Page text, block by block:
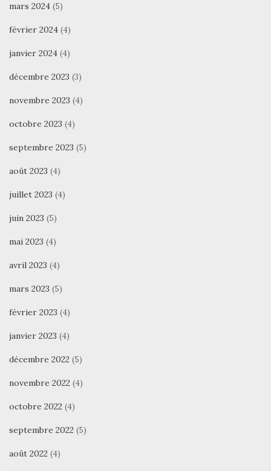
mars 2024 (5)
février 2024 (4)
janvier 2024 (4)
décembre 2023 (3)
novembre 2023 (4)
octobre 2023 (4)
septembre 2023 (5)
août 2023 (4)
juillet 2023 (4)
juin 2023 (5)
mai 2023 (4)
avril 2023 (4)
mars 2023 (5)
février 2023 (4)
janvier 2023 (4)
décembre 2022 (5)
novembre 2022 (4)
octobre 2022 (4)
septembre 2022 (5)
août 2022 (4)